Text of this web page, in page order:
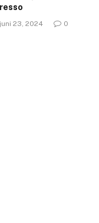
juni 23, 2024 0